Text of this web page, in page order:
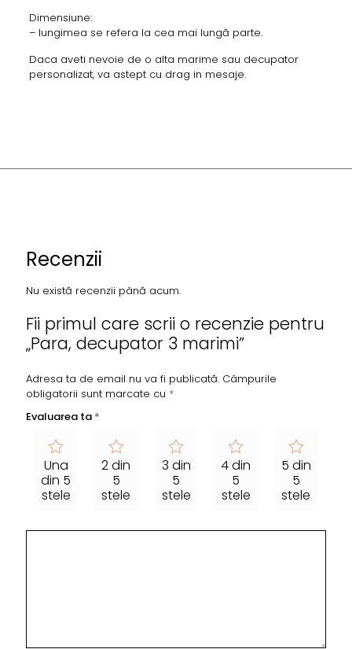
Dimensiune:
– lungimea se refera la cea mai lungă parte.
Daca aveti nevoie de o alta marime sau decupator
personalizat, va astept cu drag in mesaje.
Recenzii
Nu există recenzii până acum.
Fii primul care scrii o recenzie pentru
„Para, decupator 3 marimi”
Adresa ta de email nu va fi publicată. Câmpurile
obligatorii sunt marcate cu *
Evaluarea ta *
Una
din 5
stele
2 din
5
stele
3 din
5
stele
4 din
5
stele
5 din
5
stele